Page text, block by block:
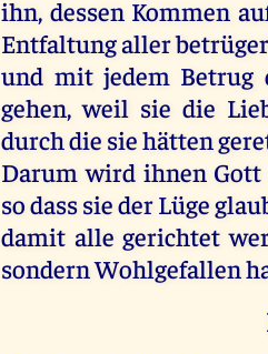
ihn, dessen Kommen
Entfaltungaller
und mit jedem Betrug
gehen,weil sie die
durchdie siehätten
Darum wird ihnen Gott
sodasssiederLüge
damit alle gerichtet
sondernWohlgefallen